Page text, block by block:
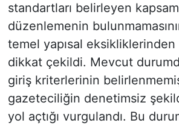
standartları belirleyen
düzenlemenin
temel yapısal
dikkat çekildi. Mevcut
giriş kriterlerinin
gazeteciliğin denetimsiz
yol açtığı vurgulandı. Bu